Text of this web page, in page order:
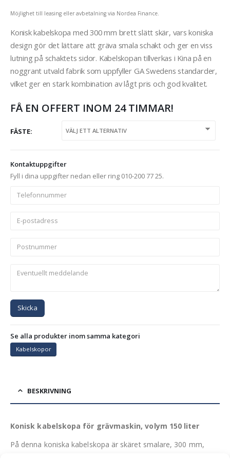
Möjlighet till leasing eller avbetalning via Nordea Finance.
Konisk kabelskopa med 300 mm brett slätt skär, vars koniska
design gör det lättare att gräva smala schakt och ger en viss
lutning på schaktets sidor. Kabelskopan tillverkas i Kina på en
noggrant utvald fabrik som uppfyller GA Swedens standarder,
vilket ger en stark kombination av lågt pris och god kvalitet.
FÅ EN OFFERT INOM 24 TIMMAR!
FÄSTE
Kontaktuppgifter
Fyll i dina uppgifter nedan eller ring 010-200 77 25.
Skicka
Se alla produkter inom samma kategori
Kabelskopor
BESKRIVNING
Konisk kabelskopa för grävmaskin, volym 150 liter
På denna koniska kabelskopa är skäret smalare, 300 mm,